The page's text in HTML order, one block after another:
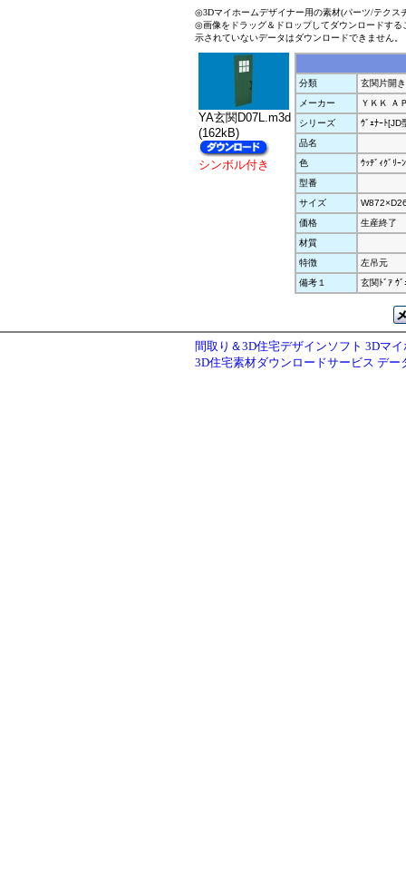
◎3Dマイホームデザイナー用の素材(パーツ/テクス
◎画像をドラッグ＆ドロップしてダウンロードす
示されていないデータはダウンロードできません。
YA玄関D07L.m3d
(162kB)
シンボル付き
分類
玄関片開き
メーカー
ＹＫＫ Ａ
シリーズ
ｳﾞｪﾅｰﾄ[JD
品名
色
ｳｯﾃﾞｨｸﾞﾘｰﾝ
型番
サイズ
価格
生産終了
材質
特徴
左吊元
備考１
玄関ﾄﾞｱ ｳﾞ
間取り＆3D住宅デザインソフト 3Dマ
3D住宅素材ダウンロードサービス デー